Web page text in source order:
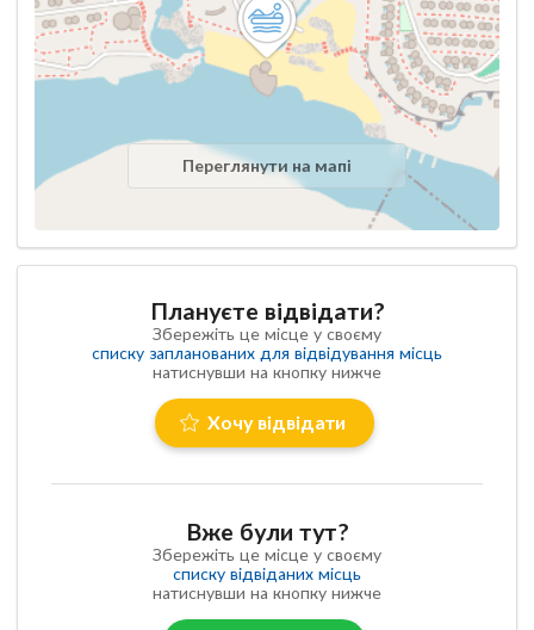
Переглянути на мапі
Плануєте відвідати?
Збережіть це місце у своєму
списку запланованих для відвідування місць
натиснувши на кнопку нижче
Хочу відвідати
Вже були тут?
Збережіть це місце у своєму
списку відвіданих місць
натиснувши на кнопку нижче